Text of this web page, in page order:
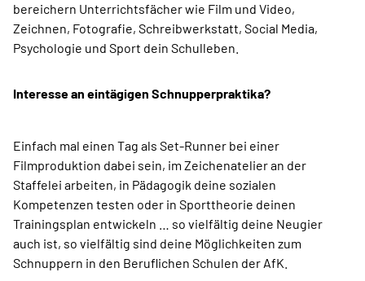
bereichern Unterrichtsfächer wie Film und Video,
Zeichnen, Fotografie, Schreibwerkstatt, Social Media,
Psychologie und Sport dein Schulleben.
Interesse an eintägigen Schnupperpraktika?
Einfach mal einen Tag als Set-Runner bei einer
Filmproduktion dabei sein, im Zeichenatelier an der
Staffelei arbeiten, in Pädagogik deine sozialen
Kompetenzen testen oder in Sporttheorie deinen
Trainingsplan entwickeln … so vielfältig deine Neugier
auch ist, so vielfältig sind deine Möglichkeiten zum
Schnuppern in den Beruflichen Schulen der AfK.